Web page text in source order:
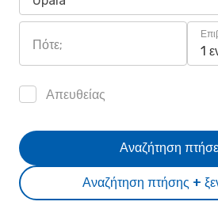
Πότε; 1
Απευθείας
Αναζήτηση πτήσης +
Αναζήτηση